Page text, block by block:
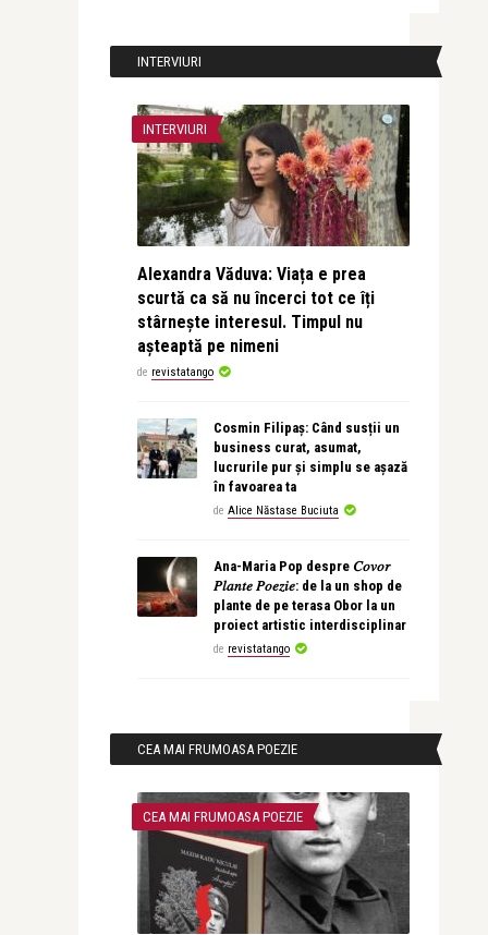
INTERVIURI
INTERVIURI
Alexandra Văduva: Viața e prea
scurtă ca să nu încerci tot ce îți
stârnește interesul. Timpul nu
așteaptă pe nimeni
de revistatango
Cosmin Filipaș: Când susții un
business curat, asumat,
lucrurile pur și simplu se așază
în favoarea ta
de Alice Năstase Buciuta
Ana-Maria Pop despre 𝐶𝑜𝑣𝑜𝑟
𝑃𝑙𝑎𝑛𝑡𝑒 𝑃𝑜𝑒𝑧𝑖𝑒: de la un shop de
plante de pe terasa Obor la un
proiect artistic interdisciplinar
de revistatango
CEA MAI FRUMOASA POEZIE
CEA MAI FRUMOASA POEZIE